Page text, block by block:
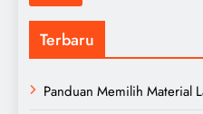
Terbaru
Panduan Memilih Material